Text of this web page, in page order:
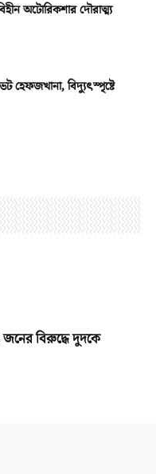
অটোরিকশার দৌরাত্ম্য
হেফজখানা, বিদ্যুৎস্পৃষ্টে
বিরুদ্ধে দুদকে